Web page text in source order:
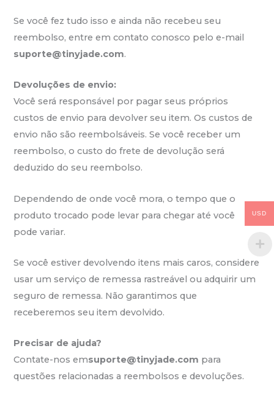
Se você fez tudo isso e ainda não recebeu seu
reembolso, entre em contato conosco pelo e-mail
suporte@tinyjade.com.
Devoluções de envio:
Você será responsável por pagar seus próprios
custos de envio para devolver seu item. Os custos de
envio não são reembolsáveis. Se você receber um
reembolso, o custo do frete de devolução será
deduzido do seu reembolso.
Dependendo de onde você mora, o tempo que o
produto trocado pode levar para chegar até você
pode variar.
Se você estiver devolvendo itens mais caros, considere
usar um serviço de remessa rastreável ou adquirir um
seguro de remessa. Não garantimos que
receberemos seu item devolvido.
Precisar de ajuda?
Contate-nos emsuporte@tinyjade.com para
questões relacionadas a reembolsos e devoluções.
USD